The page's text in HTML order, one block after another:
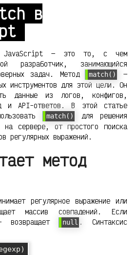
в
JavaScript — это то, с чем
разработчик, занимающийся
задач. Метод
match()
—
инструментов для этой цели. Он
данные из логов, конфигов,
и API-ответов. В этой статье
match()
для решения
на сервере, от простого поиска
регулярных выражений.
метод
регулярное выражение или
массив совпадений. Если
возвращает
null . Синтаксис